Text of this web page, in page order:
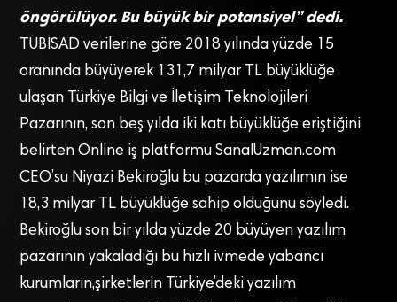
öngörülüyor. Bu büyük bir potansiyel” dedi.
TÜBİSAD verilerine göre 2018 yılında yüzde 15
oranında büyüyerek 131,7 milyar TL büyüklüğe
ulaşan Türkiye Bilgi ve İletişim Teknolojileri
Pazarının, son beş yılda iki katı büyüklüğe eriştiğini
belirten Online iş platformu SanalUzman.com
CEO’su Niyazi Bekiroğlu bu pazarda yazılımın ise
18,3 milyar TL büyüklüğe sahip olduğunu söyledi.
Bekiroğlu son bir yılda yüzde 20 büyüyen yazılım
pazarının yakaladığı bu hızlı ivmede yabancı
kurumların,şirketlerin Türkiye’deki yazılım